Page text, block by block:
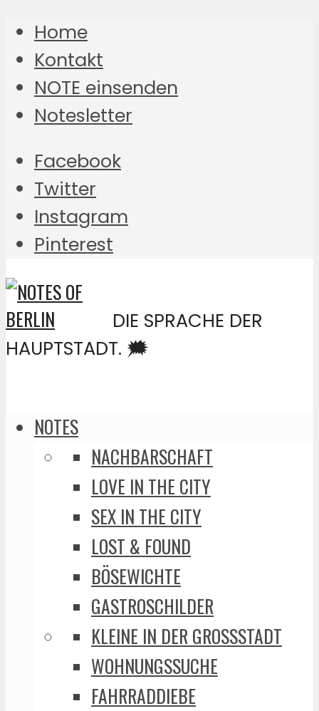
Home
Kontakt
NOTE einsenden
Notesletter
Facebook
Twitter
Instagram
Pinterest
DIE SPRACHE DER
HAUPTSTADT. 🗯️
NOTES
NACHBARSCHAFT
LOVE IN THE CITY
SEX IN THE CITY
LOST & FOUND
BÖSEWICHTE
GASTROSCHILDER
KLEINE IN DER GROSSSTADT
WOHNUNGSSUCHE
FAHRRADDIEBE